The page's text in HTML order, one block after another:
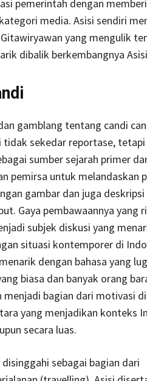
pemerintah dengan
media. Asisi sendiri
yang mengulik
dibalik berkembangnya
gamblang tentang candi
sekedar reportase, tetapi
sumber sejarah primer
pemirsa untuk melandaskan
gambar dan juga
Gaya pembawaannya yang
subjek diskusi yang
situasi kontemporer di
dengan bahasa yang
biasa dan banyak orang
bagian dari motivasi
yang menjadikan konteks
secara luas.
sebagai bagian dari